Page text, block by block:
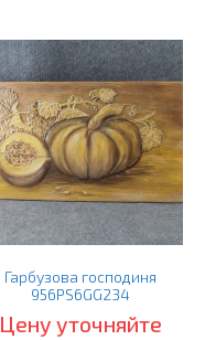
Гарбузова господиня
956PS6GG234
Цену уточняйте